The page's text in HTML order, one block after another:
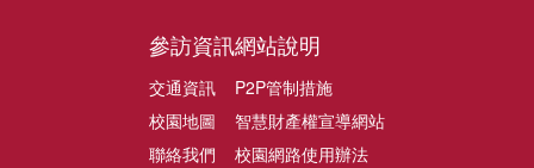
參訪資訊
交通資訊
校園地圖
聯絡我們
網站說明
P2P管制措施
智慧財產權宣導網站
校園網路使用辦法